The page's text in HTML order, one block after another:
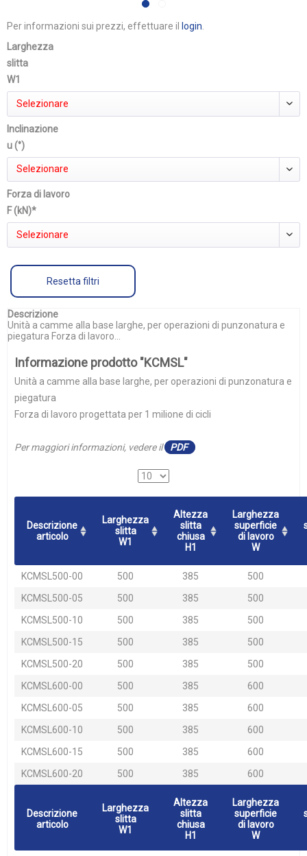
Per informazioni sui prezzi, effettuare il login
Larghezza
slitta
W1
Selezionare
Inclinazione
u (°)
Selezionare
Forza di lavoro
F (kN)*
Selezionare
Resetta filtri
Descrizione
Unità a camme alla base larghe, per operazioni di punzonatura e
piegatura Forza di lavoro...
Informazione prodotto "KCMSL"
Unità a camme alla base larghe, per operazioni di punzonatura e
piegatura
Forza di lavoro progettata per 1 milione di cicli
Per maggiori informazioni, vedere il PDF
Descrizione
articolo
Larghezza
slitta
W1
Altezza
slitta
chiusa
H1
Larghezza
superficie
di lavoro
W
KCMSL500-00 500 385
500
KCMSL500-05
500 385
500
KCMSL500-10
500 385
500
KCMSL500-15
500 385
500
KCMSL500-20
500 385
500
KCMSL600-00
500 385
600
KCMSL600-05
500 385
600
KCMSL600-10
500 385
600
KCMSL600-15
500 385
600
KCMSL600-20
500 385 600
Descrizione
articolo
Larghezza
slitta
W1
Altezza
slitta
chiusa
H1
Larghezza
superficie
di lavoro
W